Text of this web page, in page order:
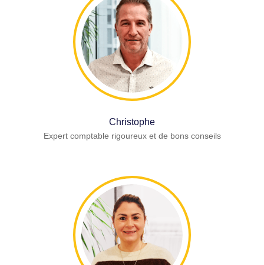
Christophe
Expert comptable rigoureux et de bons conseils